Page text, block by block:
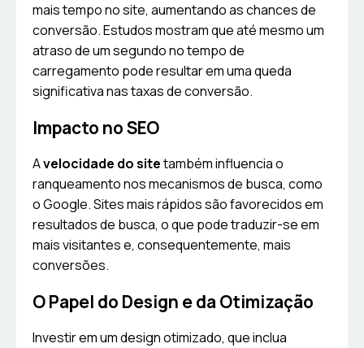
mais tempo no site, aumentando as chances de
conversão. Estudos mostram que até mesmo um
atraso de um segundo no tempo de
carregamento pode resultar em uma queda
significativa nas taxas de conversão.
Impacto no SEO
Avelocidade do sitetambém influencia o
ranqueamento nos mecanismos de busca, como
o Google. Sites mais rápidos são favorecidos em
resultados de busca, o que pode traduzir-se em
mais visitantes e, consequentemente, mais
conversões.
O Papel do Design e da Otimização
Investir em um design otimizado, que inclua